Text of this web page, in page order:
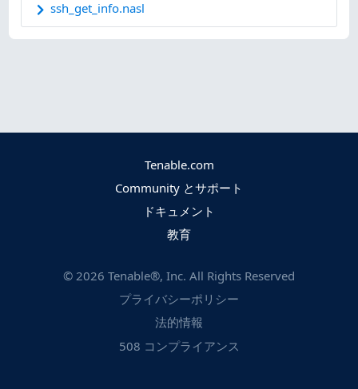
ssh_get_info.nasl
Tenable.com
Community とサポート
ドキュメント
教育
© 2026 Tenable®, Inc. All Rights Reserved
プライバシーポリシー
法的情報
508 コンプライアンス